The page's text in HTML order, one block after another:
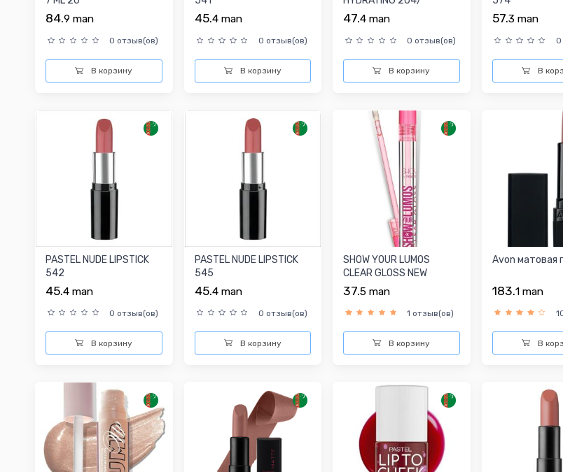
84.9 man
0 отзыв(ов)
В корзину
45.4 man
0 отзыв(ов)
В корзину
Увлажняющий Блеск
47.4 man
0 отзыв(ов)
В корзину
57.3 man
0
В
PASTEL NUDE LIPSTICK
542
45.4 man
0 отзыв(ов)
В корзину
PASTEL NUDE LIPSTICK
545
45.4 man
0 отзыв(ов)
В корзину
SHOW YOUR LUMOS
CLEAR GLOSS NEW
37.5 man
1 отзыв(ов)
В корзину
Avon матовая
183.1 man
В